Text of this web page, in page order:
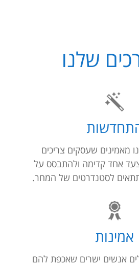
שלנו
מאמינים שעסקים צריכים
אחד קדימה ולהתבסס על
לסטנדרטים של המחר.
אמינות
אנשים ישרים שאכפת להם